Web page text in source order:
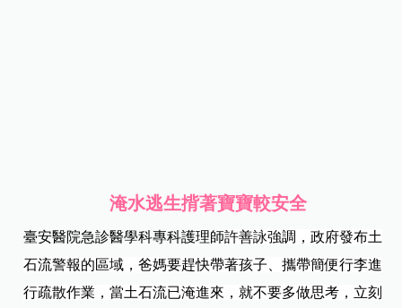
淹水逃生揹著寶寶較安全
臺安醫院急診醫學科專科護理師許善詠強調，政府發布土
石流警報的區域，爸媽要趕快帶著孩子、攜帶簡便行李進
行疏散作業，當土石流已淹進來，就不要多做思考，立刻